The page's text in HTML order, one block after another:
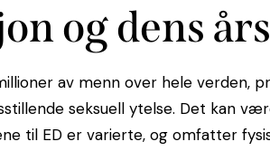
og dens
av menn over hele verden,
seksuell ytelse. Det kan
til ED er varierte, og omfatter